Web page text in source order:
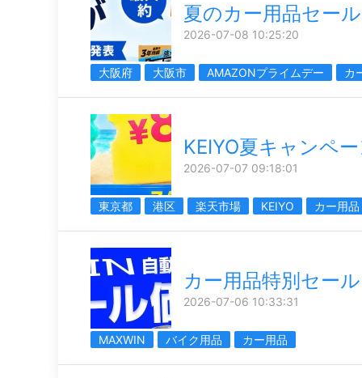
夏のカー用品セール
2026-07-08 10:25:20
大阪府 大阪市 AMAZONプライムデー カ
KEIYO夏キャンペー
2026-07-07 09:18:01
東京都 港区 楽天市場 KEIYO カー用品
カー用品特別セール
2026-07-06 10:33:31
MAXWIN バイク用品 カー用品